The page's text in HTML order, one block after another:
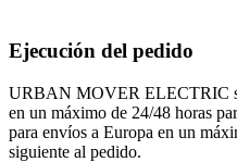
Ejecución del pedido
URBAN MOVER ELECTRIC
en un máximo de 24/48 horas
para envíos a Europa en un
siguiente al pedido.